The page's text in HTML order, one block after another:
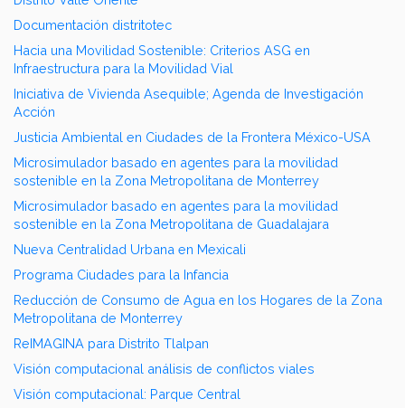
Documentación distritotec
Hacia una Movilidad Sostenible: Criterios ASG en
Infraestructura para la Movilidad Vial
Iniciativa de Vivienda Asequible; Agenda de Investigación
Acción
Justicia Ambiental en Ciudades de la Frontera México-USA
Microsimulador basado en agentes para la movilidad
sostenible en la Zona Metropolitana de Monterrey
Microsimulador basado en agentes para la movilidad
sostenible en la Zona Metropolitana de Guadalajara
Nueva Centralidad Urbana en Mexicali
Programa Ciudades para la Infancia
Reducción de Consumo de Agua en los Hogares de la Zona
Metropolitana de Monterrey
ReIMAGINA para Distrito Tlalpan
Visión computacional análisis de conflictos viales
Visión computacional: Parque Central